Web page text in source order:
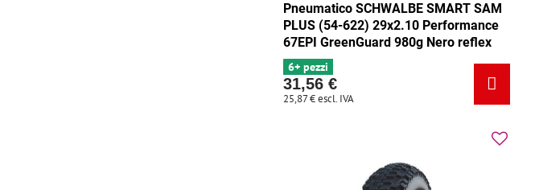
Pneumatico SCHWALBE SMART SAM
PLUS (54-622) 29x2.10 Performance
67EPI GreenGuard 980g Nero reflex
6+ pezzi
31,56 €
25,87 €escl. IVA